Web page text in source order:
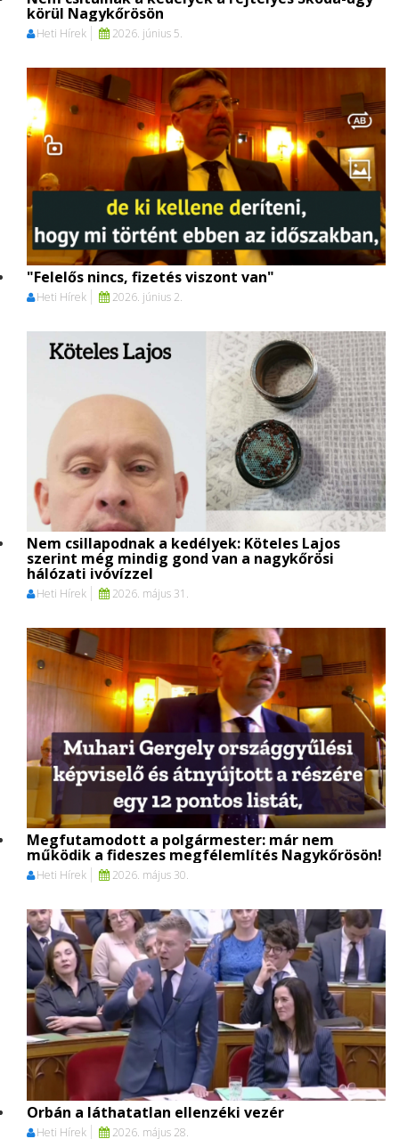
körül Nagykőrösön
Heti Hírek 2026. június 5.
"Felelős nincs, fizetés viszont van"
Heti Hírek 2026. június 2.
Nem csillapodnak a kedélyek: Köteles Lajos
szerint még mindig gond van a nagykőrösi
hálózati ivóvízzel
Heti Hírek 2026. május 31.
Megfutamodott a polgármester: már nem
működik a fideszes megfélemlítés Nagykőrösön!
Heti Hírek 2026. május 30.
Orbán a láthatatlan ellenzéki vezér
Heti Hírek 2026. május 28.